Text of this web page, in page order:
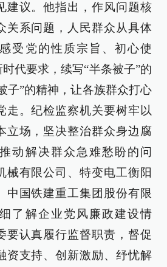
建议。他指出，作风问题核
关系问题，人民群众从具体
受党的性质宗旨、初心使
代要求，续写“半条被子”的
子”的精神，让各族群众打心
走。纪检监察机关要树牢以
立场，坚决整治群众身边腐
动解决群众急难愁盼的问
械有限公司、特变电工衡阳
中国铁建重工集团股份有限
了解企业党风廉政建设情
要认真履行监督职责，督促
资支持、创新激励、纾忧解